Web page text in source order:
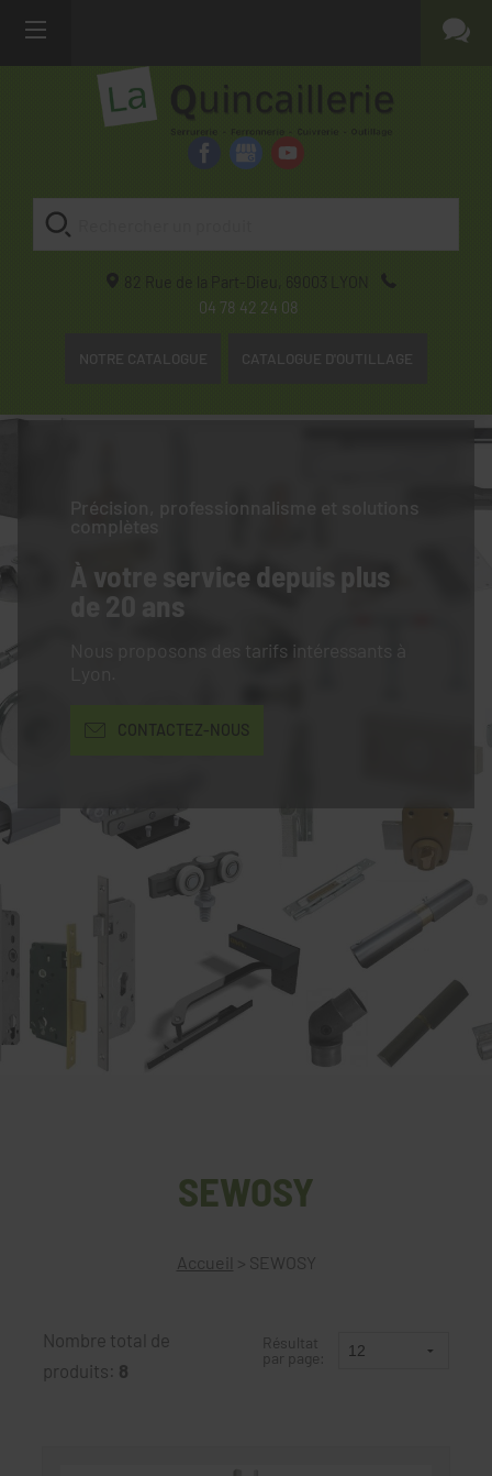
82 Rue de la Part-Dieu, 69003
LYON
04 78 42 24 08
NOTRE CATALOGUE CATALOGUE D'OUTILLAGE
Précision, professionnalisme et solutions
complètes
À votre service depuis plus
de 20 ans
Nous proposons des tarifs intéressants à
CONTACTEZ-NOUS
SEWOSY
Accueil > SEWOSY
Nombre total de
produits: 8
Résultat
par page: